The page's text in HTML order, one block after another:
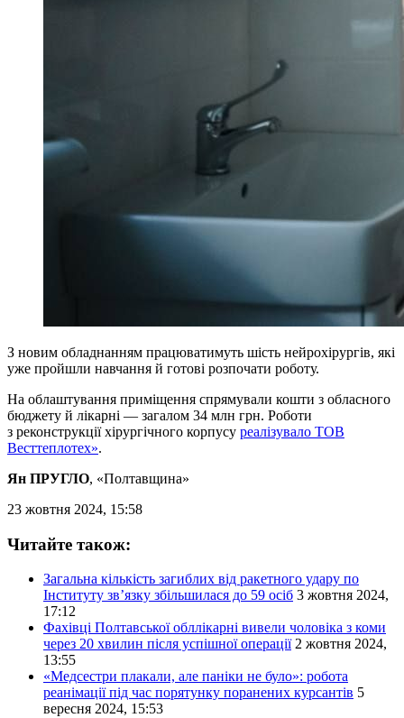
З новим обладнанням працюватимуть шість нейрохірургів, які
уже пройшли навчання й готові розпочати роботу.
На облаштування приміщення спрямували кошти з обласного
бюджету й лікарні — загалом 34 млн грн. Роботи
з реконструкції хірургічного корпусу реалізувало ТОВ
Весттеплотех».
Ян ПРУГЛО, «Полтавщина»
23 жовтня 2024, 15:58
Читайте також:
Загальна кількість загиблих від ракетного удару по
Інституту зв’язку збільшилася до 59 осіб 3 жовтня 2024,
17:12
Фахівці Полтавської обллікарні вивели чоловіка з коми
через 20 хвилин після успішної операції 2 жовтня 2024,
13:55
«Медсестри плакали, але паніки не було»: робота
реанімації під час порятунку поранених курсантів 5
вересня 2024, 15:53